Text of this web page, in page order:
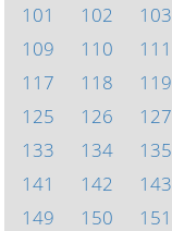
101
102 103
109
110 111
117
118 119
125
126 127
133
134 135
141
142 143
149
150 151